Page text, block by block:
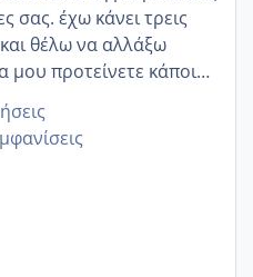
σας. έχω κάνει τρεις
θέλω να αλλάξω
μου προτείνετε κάποιον
και είχατε
στο υγεία με τον
(δεν το εψαξε καθόλου